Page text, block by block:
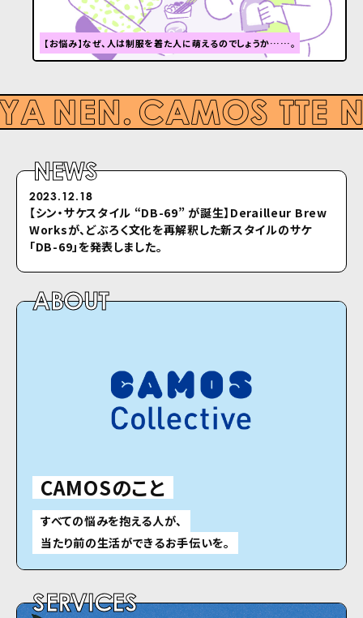
【お悩み】なぜ、人は制服を着た人に萌えるのでしょうか……。
NEWS
2023.12.18
【シン・サケスタイル “DB-69” が誕⽣】Derailleur Brew
Worksが、どぶろく⽂化を再解釈した新スタイルのサケ
「DB-69」を発表しました。
2022.04.26
シクロのホームページをリニューアルしました
ABOUT
CAMOSのこと
すべての悩みを抱える人が、
当たり前の生活ができるお手伝いを。
SERVICES